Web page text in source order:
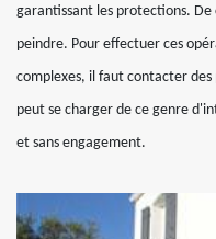
garantissant les protections.
peindre. Pour effectuer ces
complexes, il faut contacter
peut se charger de ce genre
et sans engagement.